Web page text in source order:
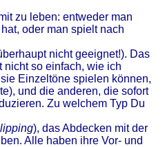
zu leben: entweder man
oder man spielt nach
nicht geeignet!). Das
nicht so einfach, wie ich
Einzeltöne spielen können,
und die anderen, die sofort
Zu welchem Typ Du
), das Abdecken mit der
Alle haben ihre Vor- und